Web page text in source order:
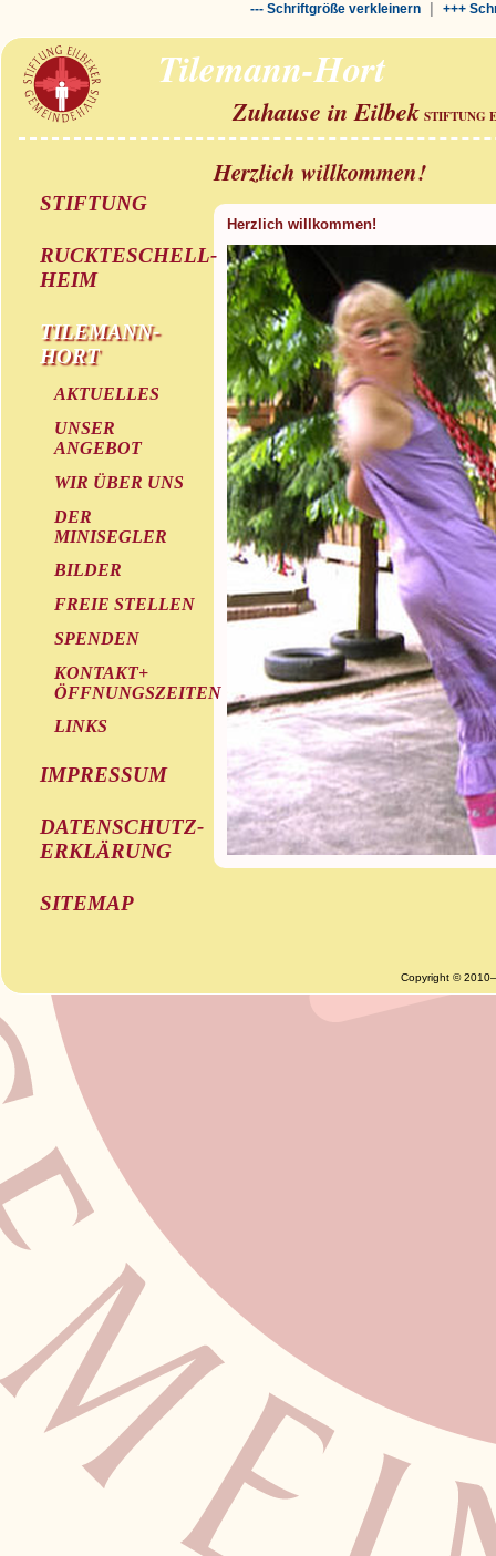
--- Schriftgröße verkleinern| +++
Tilemann-Hort
Zuhause in Eilbek STIFTUNG
STIFTUNG
RUCKTESCHELL-
HEIM
TILEMANN-
HORT
AKTUELLES
UNSER
ANGEBOT
WIR ÜBER UNS
DER
MINISEGLER
BILDER
FREIE STELLEN
SPENDEN
KONTAKT+
ÖFFNUNGSZEITEN
LINKS
IMPRESSUM
DATENSCHUTZ-
ERKLÄRUNG
SITEMAP
Herzlich willkommen!
Herzlich willkommen!
Copyright ©